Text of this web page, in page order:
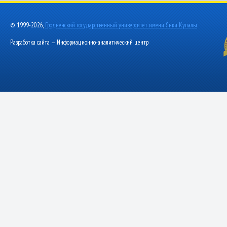
© 1999-2026, Гродненский государственный университет имени Янки Купалы
Разработка сайта — Информационно-аналитический центр